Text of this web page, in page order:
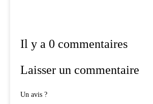
Il y a 0 commentaires
Laisser un commentaire
Un avis ?